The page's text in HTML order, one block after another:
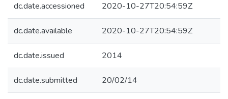
dc.date.accessioned 2020-10-27T20:54:59Z
dc.date.available 2020-10-27T20:54:59Z
dc.date.issued 2014
dc.date.submitted 20/02/14